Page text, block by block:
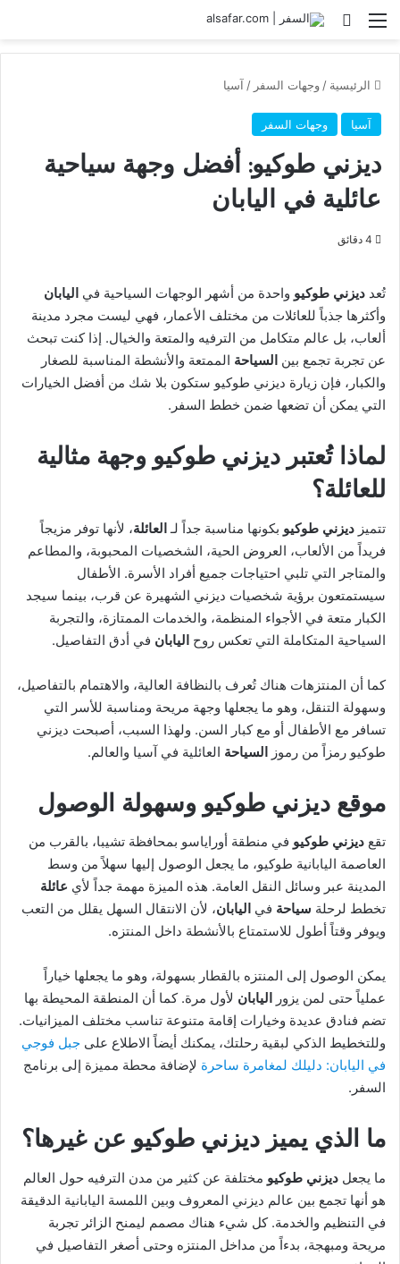
القائمة بحث عن
الرئيسية / وجهات السفر / آسيا
آسيا وجهات السفر
ديزني طوكيو: أفضل وجهة سياحية
عائلية في اليابان
تُعد ديزني طوكيو واحدة من أشهر الوجهات السياحية في اليابان
وأكثرها جذباً للعائلات من مختلف الأعمار، فهي ليست مجرد مدينة
ألعاب، بل عالم متكامل من الترفيه والمتعة والخيال. إذا كنت تبحث
عن تجربة تجمع بين السياحة الممتعة والأنشطة المناسبة للصغار
والكبار، فإن زيارة ديزني طوكيو ستكون بلا شك من أفضل الخيارات
التي يمكن أن تضعها ضمن خطط السفر.
لماذا تُعتبر ديزني طوكيو وجهة مثالية
للعائلة؟
تتميز ديزني طوكيو بكونها مناسبة جداً لـ العائلة، لأنها توفر مزيجاً
فريداً من الألعاب، العروض الحية، الشخصيات المحبوبة، والمطاعم
والمتاجر التي تلبي احتياجات جميع أفراد الأسرة. الأطفال
سيستمتعون برؤية شخصيات ديزني الشهيرة عن قرب، بينما سيجد
الكبار متعة في الأجواء المنظمة، والخدمات الممتازة، والتجربة
السياحية المتكاملة التي تعكس روح اليابان في أدق التفاصيل.
كما أن المنتزهات هناك تُعرف بالنظافة العالية، والاهتمام بالتفاصيل،
وسهولة التنقل، وهو ما يجعلها وجهة مريحة ومناسبة للأسر التي
تسافر مع الأطفال أو مع كبار السن. ولهذا السبب، أصبحت ديزني
طوكيو رمزاً من رموز السياحة العائلية في آسيا والعالم.
موقع ديزني طوكيو وسهولة الوصول
تقع ديزني طوكيو في منطقة أوراياسو بمحافظة تشيبا، بالقرب من
العاصمة اليابانية طوكيو، ما يجعل الوصول إليها سهلاً من وسط
المدينة عبر وسائل النقل العامة. هذه الميزة مهمة جداً لأي عائلة
تخطط لرحلة سياحة في اليابان، لأن الانتقال السهل يقلل من التعب
ويوفر وقتاً أطول للاستمتاع بالأنشطة داخل المنتزه.
يمكن الوصول إلى المنتزه بالقطار بسهولة، وهو ما يجعلها خياراً
عملياً حتى لمن يزور اليابان لأول مرة. كما أن المنطقة المحيطة بها
تضم فنادق عديدة وخيارات إقامة متنوعة تناسب مختلف الميزانيات.
وللتخطيط الذكي لبقية رحلتك، يمكنك أيضاً الاطلاع على جبل فوجي
في اليابان: دليلك لمغامرة ساحرة لإضافة محطة مميزة إلى برنامج
السفر.
ما الذي يميز ديزني طوكيو عن غيرها؟
ما يجعل ديزني طوكيو مختلفة عن كثير من مدن الترفيه حول العالم
هو أنها تجمع بين عالم ديزني المعروف وبين اللمسة اليابانية الدقيقة
في التنظيم والخدمة. كل شيء هناك مصمم ليمنح الزائر تجربة
مريحة ومبهجة، بدءاً من مداخل المنتزه وحتى أصغر التفاصيل في